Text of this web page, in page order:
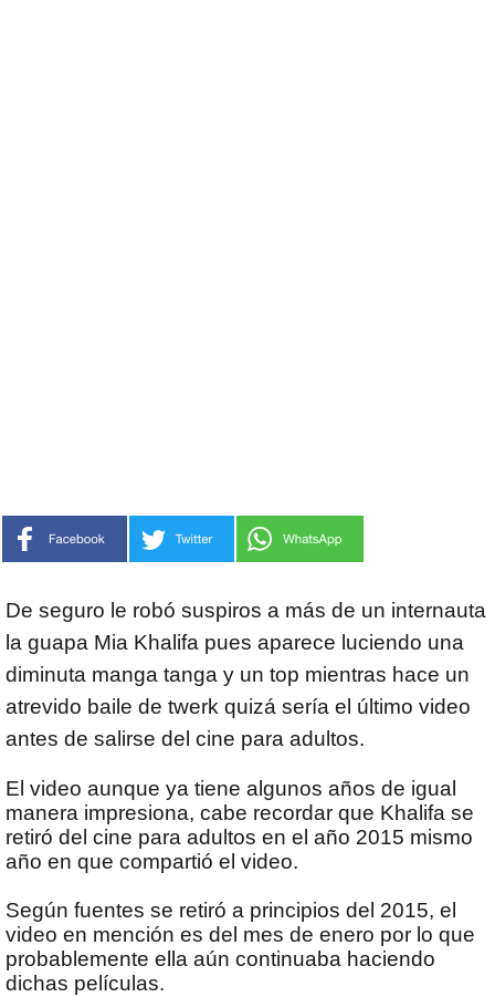
De seguro le robó suspiros a más de un internauta
la guapa Mia Khalifa pues aparece luciendo una
diminuta manga tanga y un top mientras hace un
atrevido baile de twerk quizá sería el último video
antes de salirse del cine para adultos.
El video aunque ya tiene algunos años de igual
manera impresiona, cabe recordar que Khalifa se
retiró del cine para adultos en el año 2015 mismo
año en que compartió el video.
Según fuentes se retiró a principios del 2015, el
video en mención es del mes de enero por lo que
probablemente ella aún continuaba haciendo
dichas películas.